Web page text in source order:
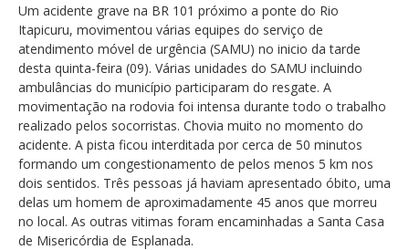
Um acidente grave na BR 101 próximo a ponte do Rio
Itapicuru, movimentou várias equipes do serviço de
atendimento móvel de urgência (SAMU) no inicio da tarde
desta quinta-feira (09). Várias unidades do SAMU incluindo
ambulâncias do município participaram do resgate. A
movimentação na rodovia foi intensa durante todo o trabalho
realizado pelos socorristas. Chovia muito no momento do
acidente. A pista ficou interditada por cerca de 50 minutos
formando um congestionamento de pelos menos 5 km nos
dois sentidos. Três pessoas já haviam apresentado óbito, uma
delas um homem de aproximadamente 45 anos que morreu
no local. As outras vitimas foram encaminhadas a Santa Casa
de Misericórdia de Esplanada.